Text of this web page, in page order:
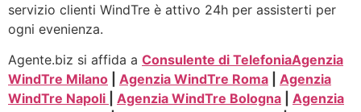
servizio clienti WindTre è attivo 24h per assisterti per
ogni evenienza.
Agente.biz si affida a Consulente di TelefoniaAgenzia
WindTre Milano
Agenzia WindTre Roma
Agenzia
WindTre Napoli
Agenzia WindTre Bologna
Agenzia